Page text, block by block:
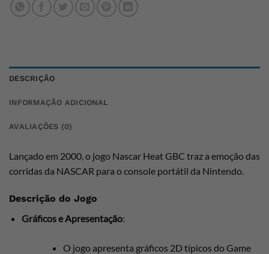
DESCRIÇÃO
INFORMAÇÃO ADICIONAL
AVALIAÇÕES (0)
Lançado em 2000, o jogo Nascar Heat GBC traz a emoção das
corridas da NASCAR para o console portátil da Nintendo.
Descrição do Jogo
Gráficos e Apresentação:
O jogo apresenta gráficos 2D típicos do Game